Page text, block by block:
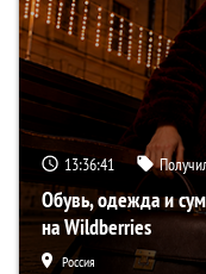
13:36:39
Обувь, одежда и
на Wildberries
Россия